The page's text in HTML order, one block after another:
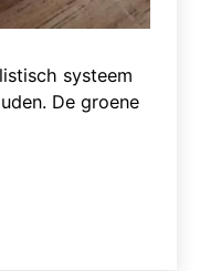
systeem
De groene